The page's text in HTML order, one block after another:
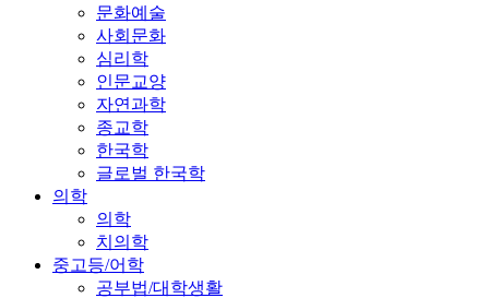
문화예술
사회문화
심리학
인문교양
자연과학
종교학
한국학
글로벌 한국학
의학
의학
치의학
중고등/어학
공부법/대학생활